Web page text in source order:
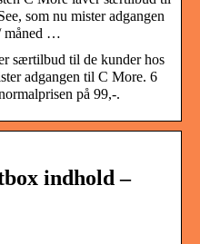
som nu mister adgangen
måned …
særtilbud til de kunder hos
adgangen til C More. 6
på 99,-.
indhold –